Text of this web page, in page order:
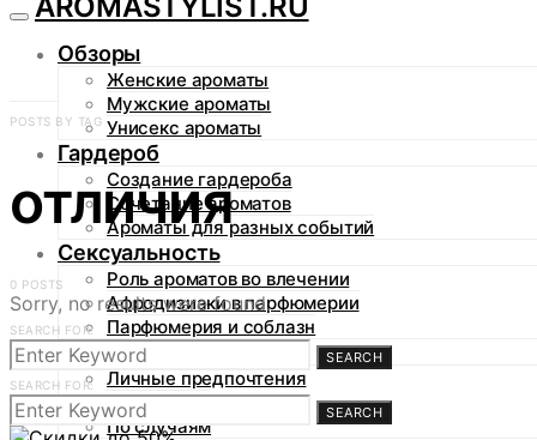
Обзоры
Женские ароматы
Мужские ароматы
Унисекс ароматы
Гардероб
Создание гардероба
Сочетание ароматов
Ароматы для разных событий
Сексуальность
Роль ароматов во влечении
Афродизиаки в парфюмерии
Парфюмерия и соблазн
Аромагид
Личные предпочтения
По сезонам
По случаям
POSTS BY TAG
отличия
0 POSTS
Sorry, no results were found.
SEARCH FOR:
SEARCH
SEARCH FOR:
SEARCH